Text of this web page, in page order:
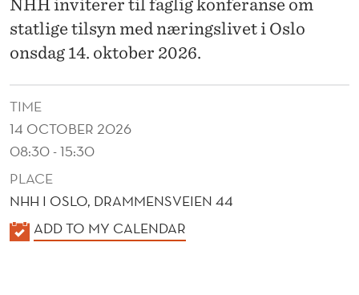
NNHH inviterer til faglig konferanse om
statlige tilsyn med næringslivet i Oslo
onsdag 14. oktober 2026.
TIME
14 OCTOBER 2026
08:30 - 15:30
PLACE
NHH I OSLO, DRAMMENSVEIEN 44
K
ADD TO MY CALENDAR